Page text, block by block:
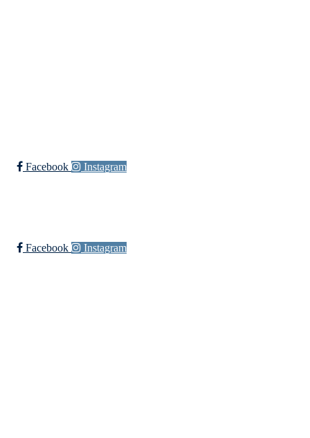
Facebook Instagram
Facebook Instagram